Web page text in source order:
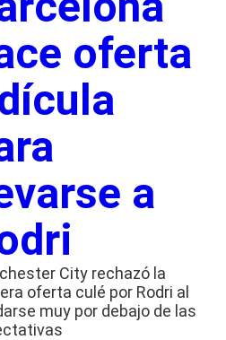
oferta
a
City rechazó la
oferta culé por Rodri al
muy por debajo de las